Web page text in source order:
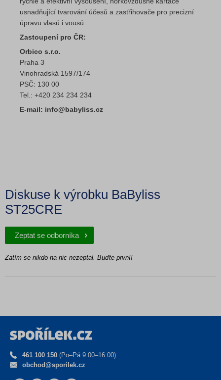
usnadňující tvarování účesů a zastřihovače pro precizní
úpravu vlasů i vousů.
Zastoupení pro ČR:
Orbico s.r.o.
Praha 3
Vinohradská 1597/174
PSČ: 130 00
Tel.: +420 234 234 234
E-mail: info@babyliss.cz
Diskuse k výrobku BaByliss
ST25CRE
Zeptat se odborníka
Zatím se nikdo na nic nezeptal. Buďte první!
461 100 150 (Po–Pá 9.00–16.00)
obchod@sporilek.cz